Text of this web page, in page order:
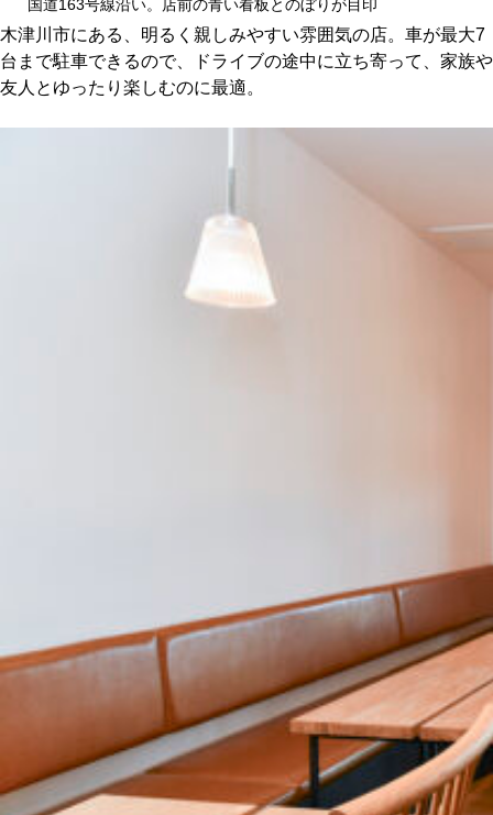
国道163号線沿い。店前の青い看板とのぼりが目印
木津川市にある、明るく親しみやすい雰囲気の店。車が最大7
台まで駐車できるので、ドライブの途中に立ち寄って、家族や
友人とゆったり楽しむのに最適。